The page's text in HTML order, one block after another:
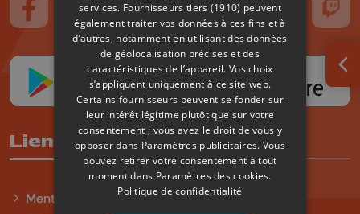
Suivez-nous sur FaceBook
Suivez-nous sur Instagram
Suivez-nous sur TikTok
Suivez-nous sur YouTube
Suivez-nous
Liens utiles
Mentions légales
services. Fournisseurs tiers (1910) peuvent
également traiter vos données à ces fins et à
d’autres, notamment en utilisant des données
de géolocalisation précises et des
caractéristiques de l’appareil. Vos choix
s’appliquent uniquement à ce site web.
Certains fournisseurs peuvent se fonder sur
leur intérêt légitime plutôt que sur votre
consentement ; vous avez le droit de vous y
opposer dans Paramètres publicitaires. Vous
pouvez retirer votre consentement à tout
moment dans Paramètres des cookies.
Politique de confidentialité